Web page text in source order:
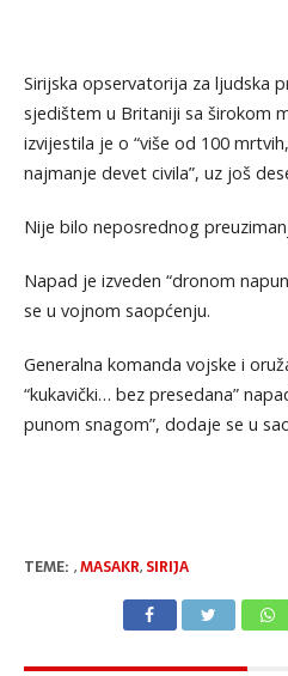
Sirijska opservatorija za ljudska
sjedištem u Britaniji sa širokom
izvijestila je o “više od 100
najmanje devet civila”, uz još
Nije bilo neposrednog
Napad je izveden “dronom
se u vojnom saopćenju.
Generalna komanda vojske i
“kukavički… bez presedana”
punom snagom”, dodaje se u
TEME: ,MASAKR, SIRIJA